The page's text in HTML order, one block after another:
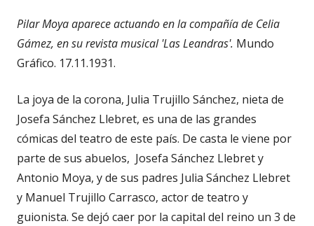
Pilar Moya aparece actuando en la compañía de Celia
Gámez, en su revista musical 'Las Leandras'. Mundo
Gráfico. 17.11.1931.
La joya de la corona, Julia Trujillo Sánchez, nieta de
Josefa Sánchez Llebret, es una de las grandes
cómicas del teatro de este país. De casta le viene por
parte de sus abuelos, Josefa Sánchez Llebret y
Antonio Moya, y de sus padres Julia Sánchez Llebret
y Manuel Trujillo Carrasco, actor de teatro y
guionista. Se dejó caer por la capital del reino un 3 de